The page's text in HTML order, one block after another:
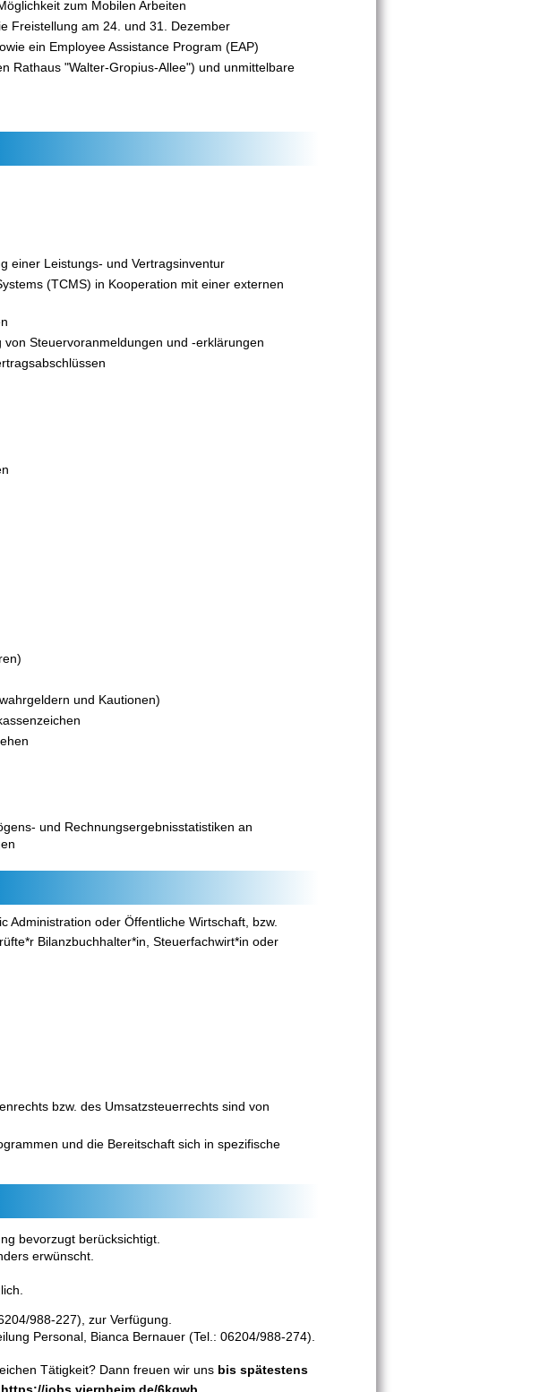
zum Mobilen Arbeiten
Freistellung am 24. und 31. Dezember
ein Employee Assistance Program (EAP)
Rathaus "Walter-Gropius-Allee") und unmittelbare
einer Leistungs- und Vertragsinventur
(TCMS) in Kooperation mit einer externen
Steuervoranmeldungen und -erklärungen
und Kautionen)
und Rechnungsergebnisstatistiken an
Administration oder Öffentliche Wirtschaft, bzw.
Bilanzbuchhalter*in, Steuerfachwirt*in oder
bzw. des Umsatzsteuerrechts sind von
und die Bereitschaft sich in spezifische
bevorzugt berücksichtigt.
erwünscht.
988-227), zur Verfügung.
Personal, Bianca Bernauer (Tel.: 06204/988-274).
Tätigkeit? Dann freuen wir uns bis spätestens
https://jobs.viernheim.de/6kgwb